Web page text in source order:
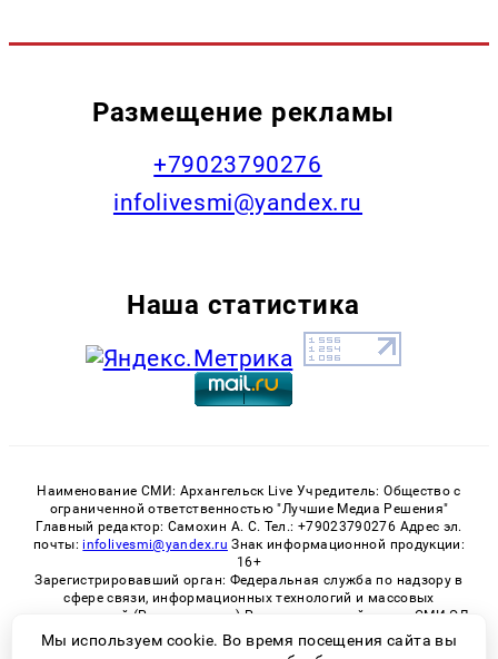
Размещение рекламы
+79023790276
infolivesmi@yandex.ru
Наша статистика
Наименование СМИ: Архангельск Live Учредитель: Общество с
ограниченной ответственностью "Лучшие Медиа Решения"
Главный редактор: Самохин А. С. Тел.: +79023790276 Адрес эл.
почты: infolivesmi@yandex.ru Знак информационной продукции:
16+
Зарегистрировавший орган: Федеральная служба по надзору в
сфере связи, информационных технологий и массовых
коммуникаций (Роскомнадзор) Регистрационный номер СМИ ЭЛ
№ ФС 77 - 82533 от 21.01.2022
Мы используем cookie. Во время посещения сайта вы